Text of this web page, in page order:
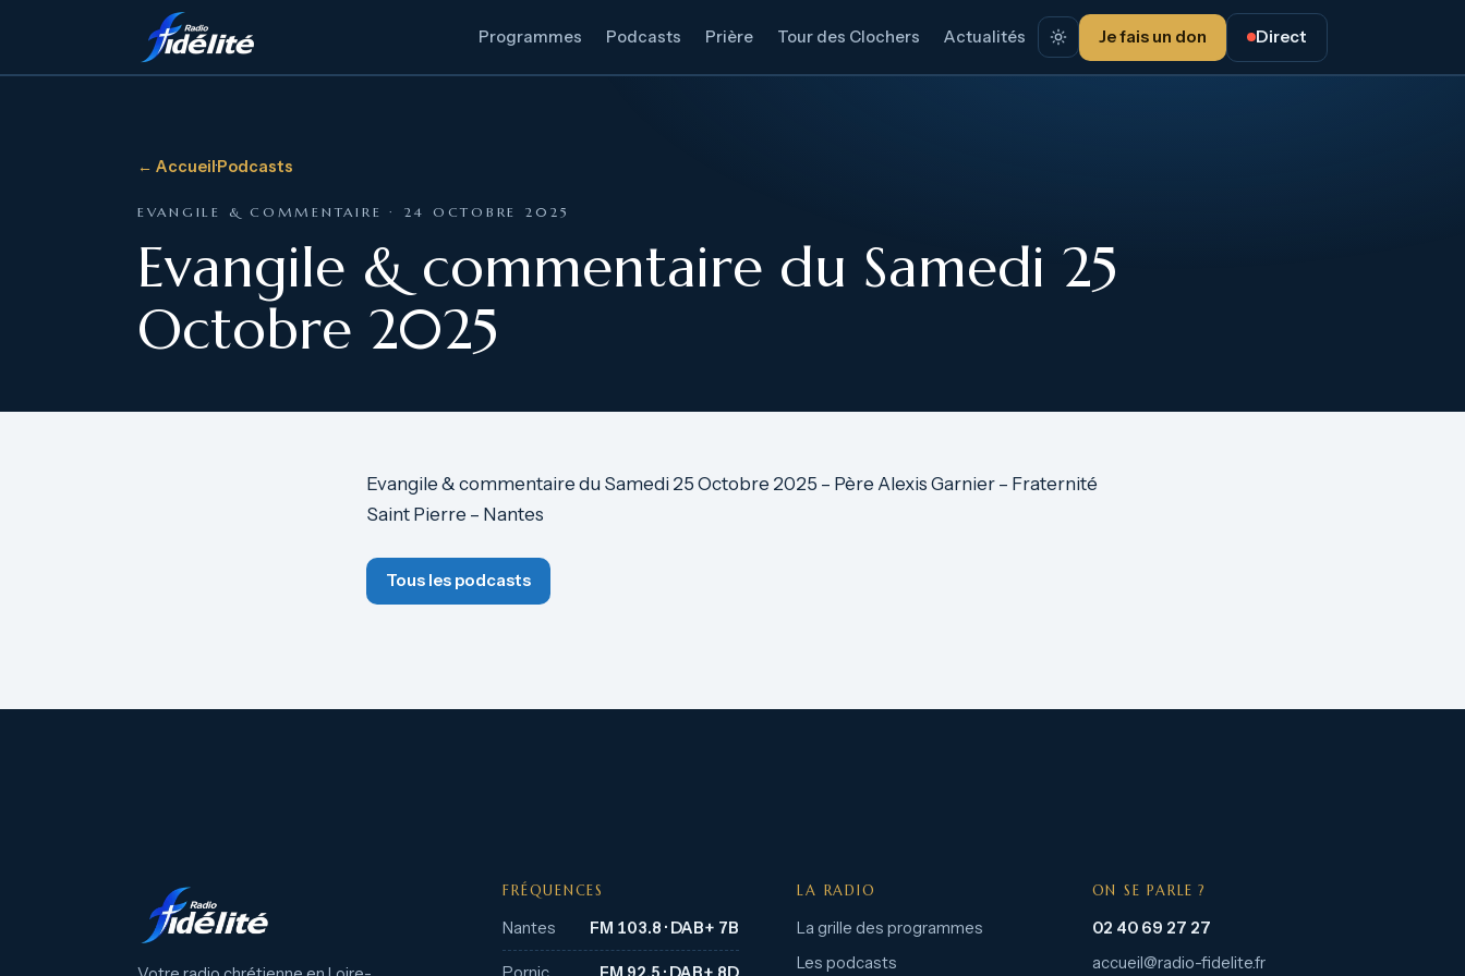
Programmes Podcasts Prière Tour des Clochers Actualités Je fais un don Direct
← Accueil·Podcasts
EVANGILE & COMMENTAIRE · 24 OCTOBRE 2025
Evangile & commentaire du Samedi 25
Octobre 2025
Evangile & commentaire du Samedi 25 Octobre 2025 – Père Alexis Garnier – Fraternité
Saint Pierre – Nantes
Tous les podcasts
FRÉQUENCES
Nantes FM 103.8 · DAB+ 7B
LA RADIO
La grille des programmes
Les podcasts
ON SE PARLE ?
02 40 69 27 27
accueil@radio-fidelite.fr